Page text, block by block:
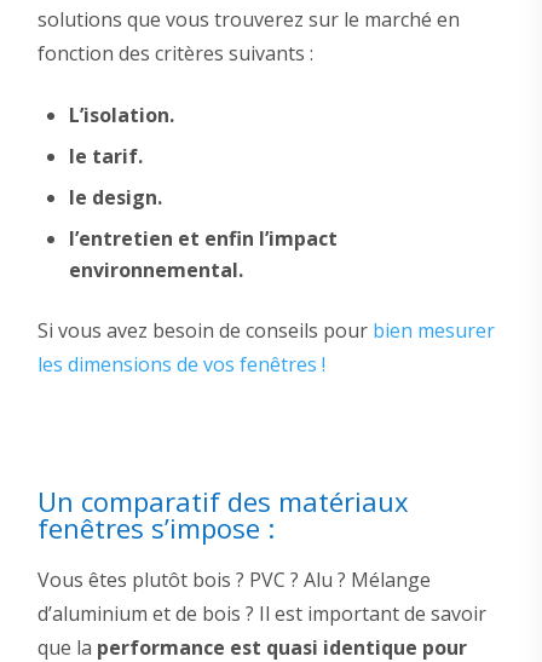
solutions que vous trouverez sur le marché en
fonction des critères suivants :
L’isolation.
le tarif.
le design.
l’entretien et enfin l’impact
environnemental.
Si vous avez besoin de conseils pour bien mesurer
les dimensions de vos fenêtres !
Un comparatif des matériaux
fenêtres s’impose :
Vous êtes plutôt bois ? PVC ? Alu ? Mélange
d’aluminium et de bois ? Il est important de savoir
que la performance est quasi identique pour